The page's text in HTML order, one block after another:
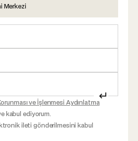
Merkezi
ve İşlenmesi Aydınlatma
kabul ediyorum.
ileti gönderilmesini kabul
↵